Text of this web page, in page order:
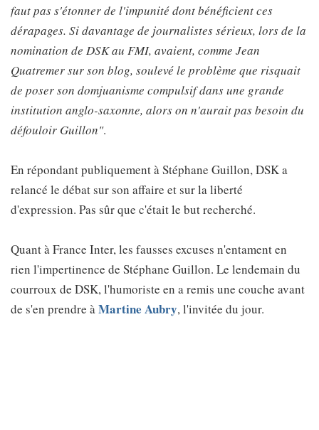
faut pas s'étonner de l'impunité dont bénéficient ces
dérapages. Si davantage de journalistes sérieux, lors de la
nomination de DSK au FMI, avaient, comme Jean
Quatremer sur son blog, soulevé le problème que risquait
de poser son domjuanisme compulsif dans une grande
institution anglo-saxonne, alors on n'aurait pas besoin du
défouloir Guillon".
En répondant publiquement à Stéphane Guillon, DSK a
relancé le débat sur son affaire et sur la liberté
d'expression. Pas sûr que c'était le but recherché.
Quant à France Inter, les fausses excuses n'entament en
rien l'impertinence de Stéphane Guillon. Le lendemain du
courroux de DSK, l'humoriste en a remis une couche avant
de s'en prendre àMartine Aubry, l'invitée du jour.